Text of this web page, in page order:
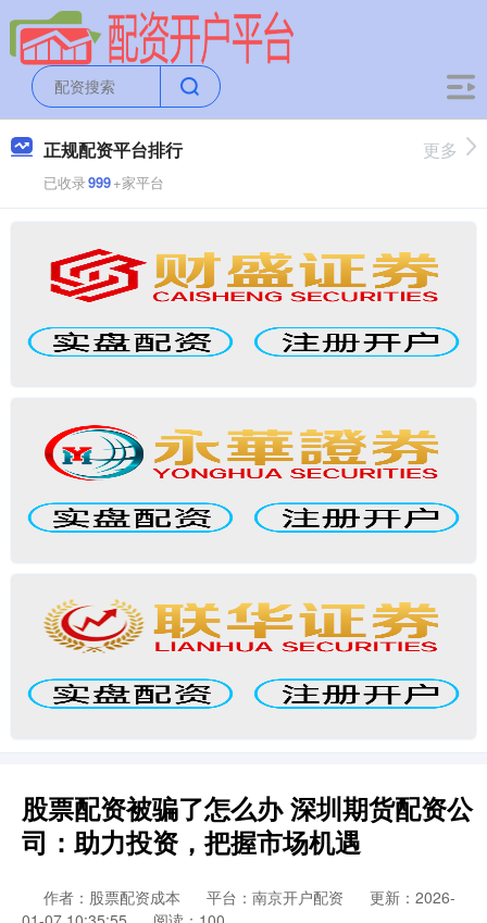
正规配资平台排行
已收录999+家平台
更多
股票配资被骗了怎么办 深圳期货配资公
司：助力投资，把握市场机遇
作者：股票配资成本 平台：南京开户配资
更新：2026-